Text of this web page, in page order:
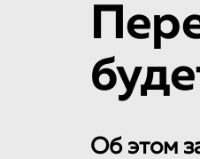
Об этом